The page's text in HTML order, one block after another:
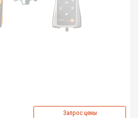
Запрос цены